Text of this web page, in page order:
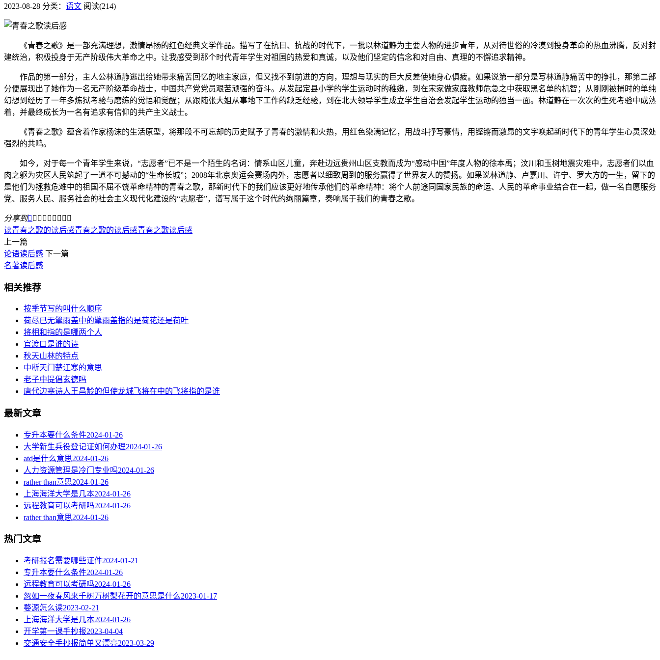
2023-08-28 分类： 语文 阅读(214)
《青春之歌》是一部充满理想，激情昂扬的红色经典文学作品。描写了在抗日、抗战的时代下，一批以林道静为主要人物的进步青年，从对待世俗的冷漠到投身革命的热血沸腾，反对封
建统治，积极投身于无产阶级伟大革命之中。让我感受到那个时代青年学生对祖国的热爱和真诚，以及他们坚定的信念和对自由、真理的不懈追求精神。
作品的第一部分，主人公林道静逃出给她带来痛苦回忆的地主家庭，但又找不到前进的方向，理想与现实的巨大反差使她身心俱疲。如果说第一部分是写林道静痛苦中的挣扎，那第二部
分便展现出了她作为一名无产阶级革命战士，中国共产党党员艰苦顽强的奋斗。从发起定县小学的学生运动时的稚嫩，到在宋家做家庭教师危急之中获取黑名单的机智；从刚刚被捕时的单纯
幻想到经历了一年多炼狱考验与磨练的觉悟和觉醒；从跟随张大姐从事地下工作的缺乏经验，到在北大领导学生成立学生自治会发起学生运动的独当一面。林道静在一次次的生死考验中成熟
着，并最终成长为一名有追求有信仰的共产主义战士。
《青春之歌》蕴含着作家杨沫的生活原型，将那段不可忘却的历史赋予了青春的激情和火热，用红色染满记忆，用战斗抒写豪情，用铿锵而激昂的文字唤起新时代下的青年学生心灵深处
强烈的共鸣。
如今，对于每一个青年学生来说，“志愿者”已不是一个陌生的名词：情系山区儿童，奔赴边远贵州山区支教而成为“感动中国”年度人物的徐本禹；汶川和玉树地震灾难中，志愿者们以血
肉之躯为灾区人民筑起了一道不可撼动的“生命长城”；2008年北京奥运会赛场内外，志愿者以细致周到的服务赢得了世界友人的赞扬。如果说林道静、卢嘉川、许宁、罗大方的一生，留下的
是他们为拯救危难中的祖国不屈不饶革命精神的青春之歌，那新时代下的我们应该更好地传承他们的革命精神：将个人前途同国家民族的命运、人民的革命事业结合在一起，做一名自愿服务
党、服务人民、服务社会的社会主义现代化建设的“志愿者”，谱写属于这个时代的绚丽篇章，奏响属于我们的青春之歌。
分享到        
读青春之歌的读后感青春之歌的读后感青春之歌读后感
上一篇
论语读后感 下一篇
名著读后感
相关推荐
按季节写的叫什么顺序
荷尽已无擎雨盖中的擎雨盖指的是荷花还是荷叶
将相和指的是哪两个人
官渡口是谁的诗
秋天山林的特点
中断天门楚江寒的意思
老子中提倡玄德吗
唐代边塞诗人王昌龄的但使龙城飞将在中的飞将指的是谁
最新文章
专升本要什么条件2024-01-26
大学新生兵役登记证如何办理2024-01-26
atd是什么意思2024-01-26
人力资源管理是冷门专业吗2024-01-26
rather than意思2024-01-26
上海海洋大学是几本2024-01-26
远程教育可以考研吗2024-01-26
rather than意思2024-01-26
热门文章
考研报名需要哪些证件2024-01-21
专升本要什么条件2024-01-26
远程教育可以考研吗2024-01-26
忽如一夜春风来千树万树梨花开的意思是什么2023-01-17
婺源怎么读2023-02-21
上海海洋大学是几本2024-01-26
开学第一课手抄报2023-04-04
交通安全手抄报简单又漂亮2023-03-29